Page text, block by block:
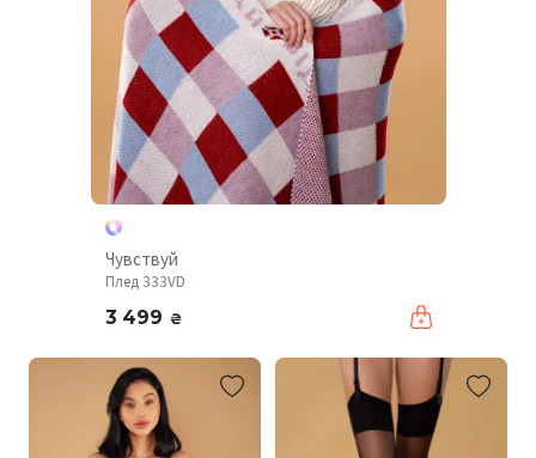
Чувствуй
Плед 333VD
3 499 ₴